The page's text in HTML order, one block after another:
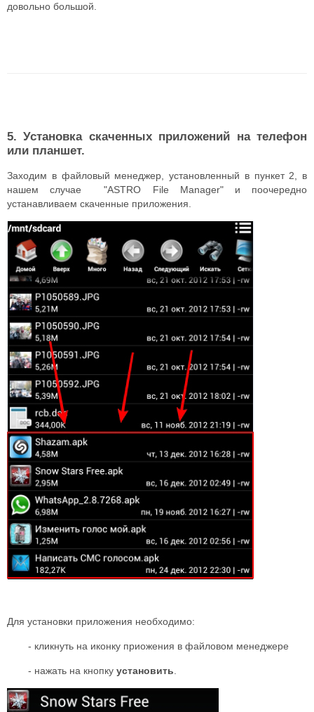
довольно большой.
5. Установка скаченных приложений на телефон
или планшет.
Заходим в файловый менеджер, установленный в пункет 2, в
нашем случае "ASTRO File Manager" и поочередно
устанавливаем скаченные приложения.
Для установки приложения необходимо:
- кликнуть на иконку приожения в файловом менеджере
- нажать на кнопку установить